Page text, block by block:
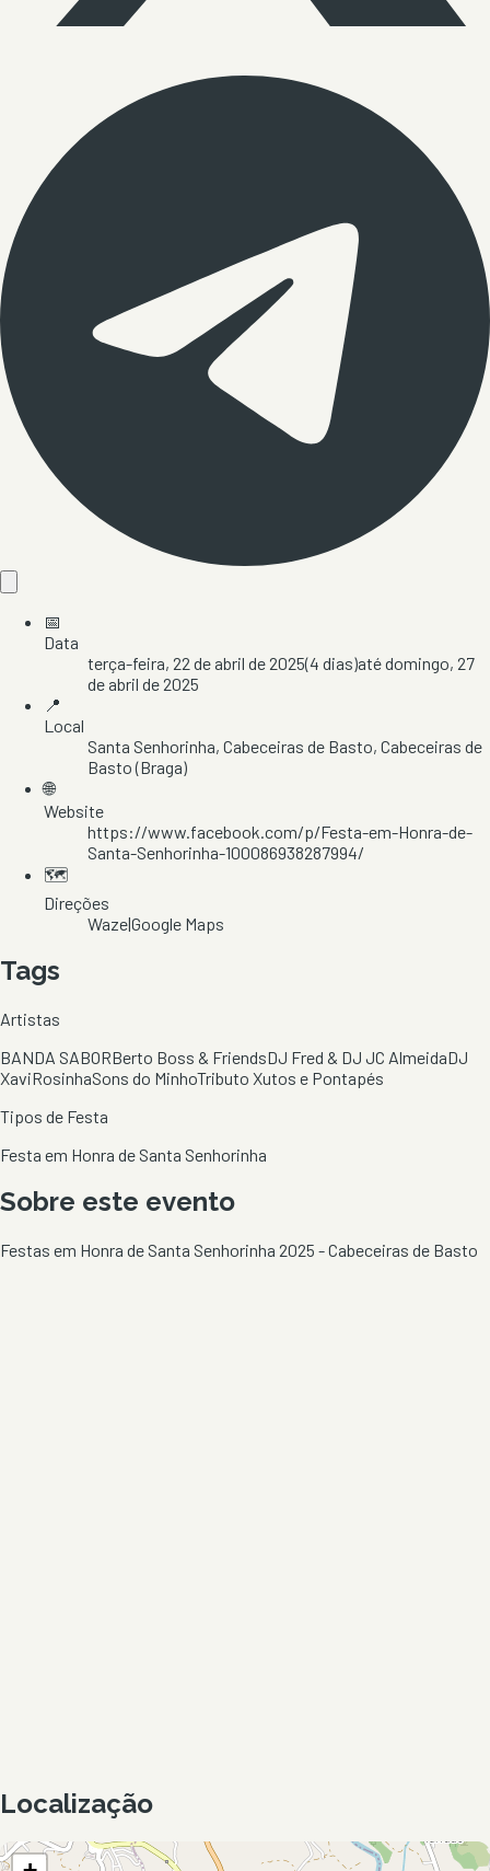
📅
Data
terça-feira, 22 de abril de 2025(4 dias)atédomingo, 27
de abril de 2025
📍
Local
Santa Senhorinha, Cabeceiras de Basto, Cabeceiras de
Basto(Braga)
🌐
Website
https://www.facebook.com/p/Festa-em-Honra-de-
Santa-Senhorinha-100086938287994/
🗺️
Direções
Waze|Google Maps
Tags
Artistas
BANDA SABORBerto Boss & FriendsDJ Fred & DJ JC AlmeidaDJ
XaviRosinhaSons do MinhoTributo Xutos e Pontapés
Tipos de Festa
Festa em Honra de Santa Senhorinha
Sobre este evento
Festas em Honra de Santa Senhorinha 2025 - Cabeceiras de Basto
Localização